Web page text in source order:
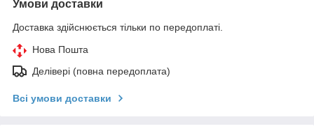
Умови доставки
Доставка здійснюється тільки по передоплаті.
Нова Пошта
Делівері (повна передоплата)
Всі умови доставки